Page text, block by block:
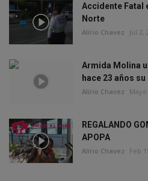
Accidente Fatal
Norte
Alírio Chavez Jul 2,
Armida Molina
hace 23 años su
Alírio Chavez Mayo
REGALANDO
APOPA
Alírio Chavez Feb